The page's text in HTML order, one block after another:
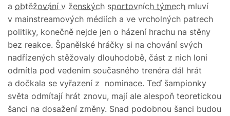
a obtěžování v ženských sportovních týmech mluví
v mainstreamových médiích a ve vrcholných patrech
politiky, konečně nejde jen o házení hrachu na stěny
bez reakce. Španělské hráčky si na chování svých
nadřízených stěžovaly dlouhodobě, část z nich loni
odmítla pod vedením současného trenéra dál hrát
a dočkala se vyřazení z nominace. Teď šampionky
světa odmítají hrát znovu, mají ale alespoň teoretickou
šanci na dosažení změny. Snad podobnou šanci budou